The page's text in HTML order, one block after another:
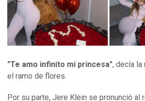
"Te amo infinito mi princesa", decía la
el ramo de flores.
Por su parte, Jere Klein se pronunció al